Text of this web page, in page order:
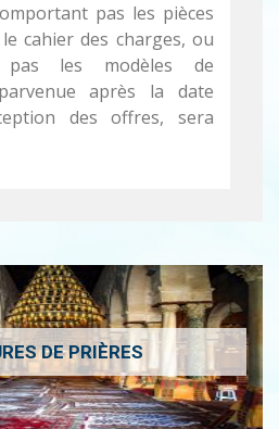
pas les pièces
cahier des charges, ou
pas les modèles de
après la date
des offres, sera
DE PRIÈRES